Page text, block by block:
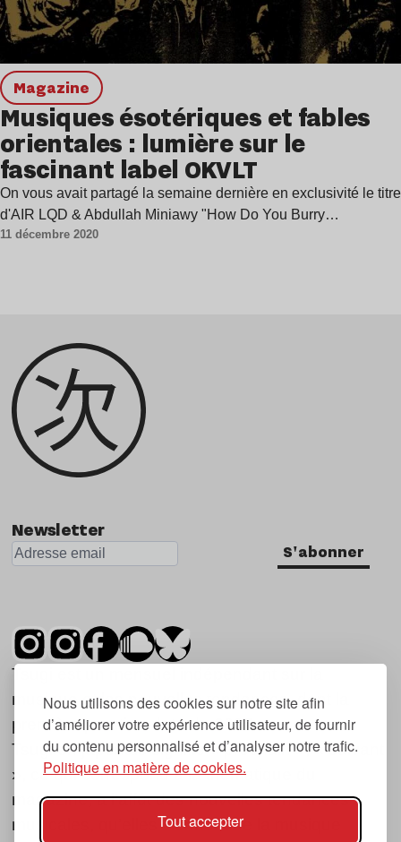
Nous utilisons des cookies sur notre site afin
d’améliorer votre expérience utilisateur, de fournir
du contenu personnalisé et d’analyser notre trafic.
Politique en matière de cookies.
Tout accepter
magazine
Musiques ésotériques et fables
orientales : lumière sur le
fascinant label OKVLT
On vous avait partagé la semaine dernière en exclusivité le titre
d'AIR LQD & Abdullah Miniawy "How Do You Burry…
11 décembre 2020
Newsletter
S'abonner
Tsugi est un mensuel indépendant sur la
musique et les nouvelles tendances, dont la
première parution date de 2007.
Tsugi en japonais signifie « prochain », « suivant
», ce qui correspond à la thématique du
magazine, à l’affût des nouvelles tendances
musicales, qu’elles viennent de la musique